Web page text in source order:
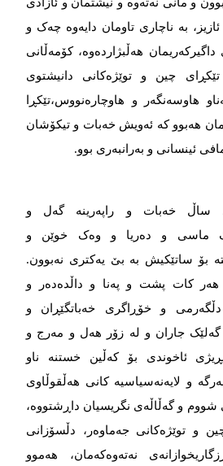
بە ناچاری تاومان دایەوە چەک و
هەڵبژاردەوە، کۆمەڵانی
چین و توێژەکانی دانیشتوی
هاوسەنگەر و هاوچارەنووس،تێکڕا
مان هەبوو کە ئەویش خەبات و تیکۆشان
ئینسانی و بەرانبەری بوو.
ساڵ خەبات و راپەرینە گەل و
ماسی و دەریا و وەک خوێن و
بۆ ساتێکیش بە بێ یەکتری نەبوون.
هەر کات پشت و پەنا و داڵدەدەر و
و خۆڕاگری خەباتگێڕان و
گەلێک جاران و لە زۆر هەل و مەرج و
ئاخوندی بۆ کەڵین خستنە ناو
و لایەنەسیاسیە کانی هەڵقوڵاوی
شووم و گەڵاڵەی نگریسیان داڕشتووە،
و توێژەکانی جەماوەر، دڵسۆزانی
نەتەوەکەمان، هەموو